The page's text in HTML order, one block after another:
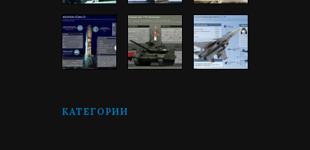
КАТЕГОРИИ